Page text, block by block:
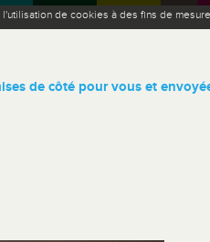
de cookies à des fins de
de côté pour vous et